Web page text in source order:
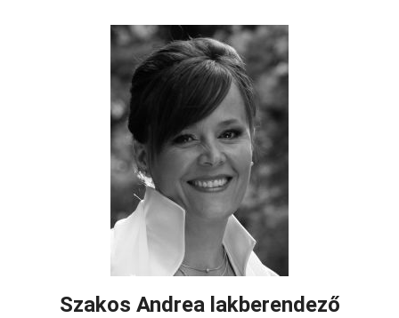
Szakos Andrea lakberendező